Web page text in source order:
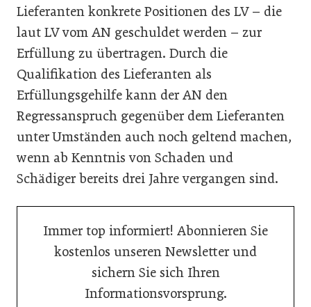
Lieferanten konkrete Positionen des LV – die
laut LV vom AN geschuldet werden – zur
Erfüllung zu übertragen.­ Durch die
Qualifikation des Lieferanten als
Erfüllungsgehilfe kann der AN den
Regressanspruch gegenüber dem Lieferanten
unter Umständen­ auch noch geltend machen,
wenn ab Kenntnis von Schaden und
Schädiger bereits drei Jahre vergangen sind.
Immer top informiert! Abonnieren Sie
kostenlos unseren Newsletter und
sichern Sie sich Ihren
Informationsvorsprung.